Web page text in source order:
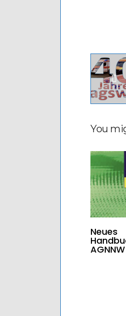
You
Neues
AGNNW